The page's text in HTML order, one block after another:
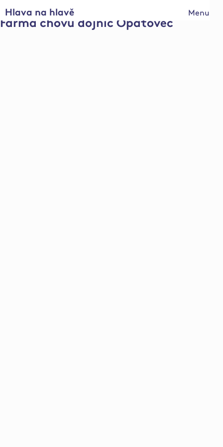
Menu
Hlava na hlavě
Farma chovu dojnic Opatovec